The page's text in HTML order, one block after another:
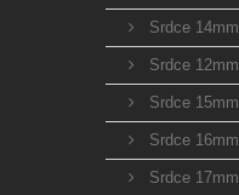
Srdce 14mm
Srdce 12mm
Srdce 15mm
Srdce 16mm
Srdce 17mm